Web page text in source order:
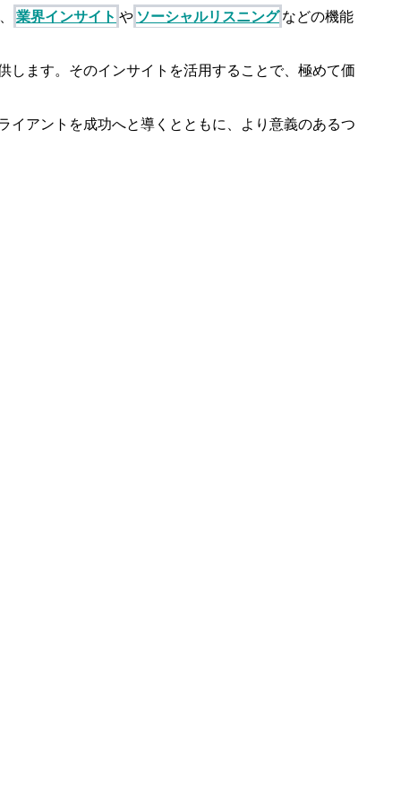
業界インサイト や ソーシャルリスニングなどの機能
します。 そのインサイトを活用することで、 極めて価
イアントを成功へと導くとともに、より意義のあるつ